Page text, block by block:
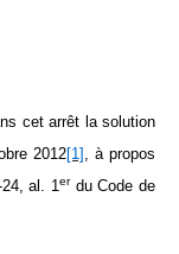
cet arrêt la solution
2012[1] , à propos
24, al. 1erdu Code de